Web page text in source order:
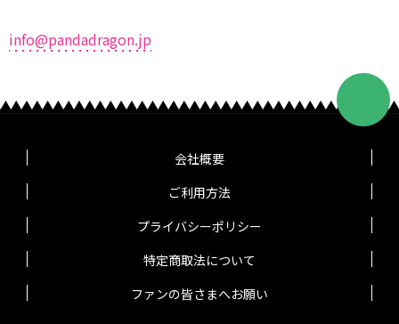
info@pandadragon.jp
会社概要
ご利用方法
プライバシーポリシー
特定商取法について
ファンの皆さまへお願い